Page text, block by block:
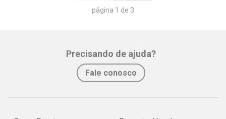
página 1 de 3
Precisando de ajuda?
Fale conosco